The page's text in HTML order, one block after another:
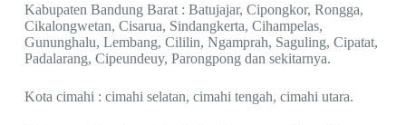
Kabupaten Bandung Barat : Batujajar, Cipongkor, Rongga,
Cikalongwetan, Cisarua, Sindangkerta, Cihampelas,
Gununghalu, Lembang, Cililin, Ngamprah, Saguling, Cipatat,
Padalarang, Cipeundeuy, Parongpong dan sekitarnya.
Kota cimahi : cimahi selatan, cimahi tengah, cimahi utara.